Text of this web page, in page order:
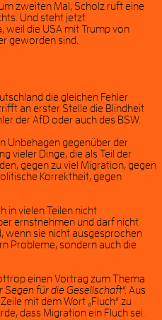
zweiten Mal, Scholz ruft eine
Und steht jetzt
weil die USA mit Trump von
geworden sind.
die gleichen Fehler
an erster Stelle die Blindheit
der AfD oder auch des BSW.
Unbehagen gegenüber der
vieler Dinge, die als Teil der
gegen zu viel Migration, gegen
Korrektheit, gegen
in vielen Teilen nicht
ernstnehmen und darf nicht
wenn sie nicht ausgesprochen
Probleme, sondern auch die
einen Vortrag zum Thema
Segen für die Gesellschaft“. Aus
mit dem Wort „Fluch“ zu
dass Migration ein Fluch sei.